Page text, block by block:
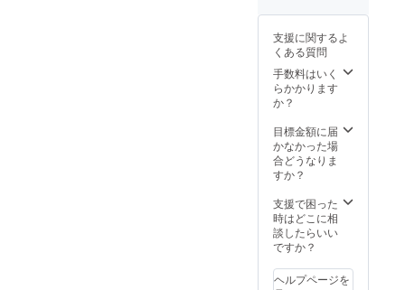
の負担
料金を
含みま
す。
（注
２）ハ
ジと
は、
テーブ
ジを指
しま
す。出
演者も
もみん
ジと
演者が
負担す
る料金
を指し
ます。
用料や
著作権
の負担
料金を
す。
（注
２）ハ
ウス
ジと
２） ご
とライ
ブ
チャー
ジには
使用す
できま
せん。
（注
３、
（注
１）パ
フォー
マンス
ジと
支援に関するよ
くある質問
手数料はいく
らかかります
か？
目標金額に届
かなかった場
合どうなりま
すか？
支援で困った
時はどこに相
談したらいい
ですか？
ヘルプページを